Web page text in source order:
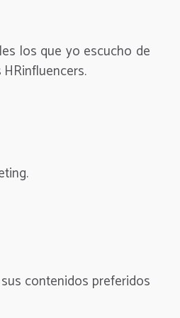
los que yo escucho de
contenidos preferidos